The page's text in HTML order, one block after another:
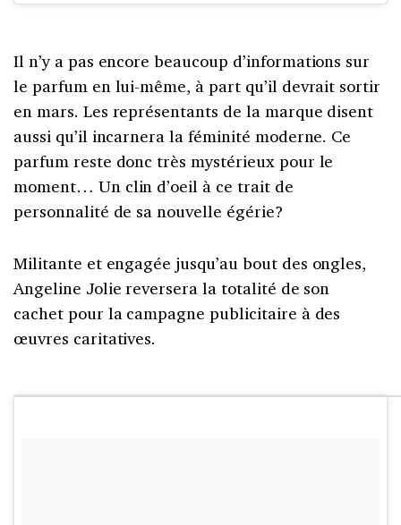
Il n’y a pas encore beaucoup d’informations sur
le parfum en lui-même, à part qu’il devrait sortir
en mars. Les représentants de la marque disent
aussi qu’il incarnera la féminité moderne. Ce
parfum reste donc très mystérieux pour le
moment… Un clin d’oeil à ce trait de
personnalité de sa nouvelle égérie?
Militante et engagée jusqu’au bout des ongles,
Angeline Jolie reversera la totalité de son
cachet pour la campagne publicitaire à des
œuvres caritatives.